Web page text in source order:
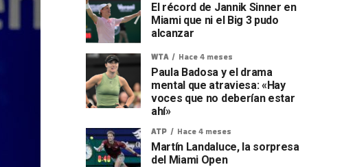
El récord de Jannik Sinner en
Miami que ni el Big 3 pudo
alcanzar
WTA Hace 4 meses
Paula Badosa y el drama
mental que atraviesa: «Hay
voces que no deberían estar
ahí»
ATP Hace 4 meses
Martín Landaluce, la sorpresa
del Miami Open